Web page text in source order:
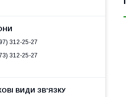
312-25-27
312-25-27